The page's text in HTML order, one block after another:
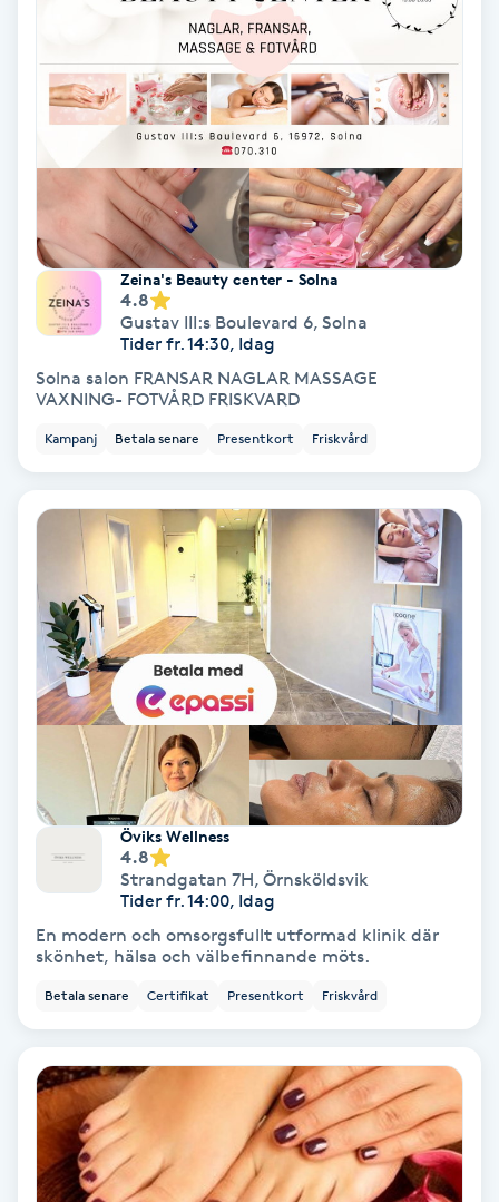
Fibromassage
Fillers
Fotmassage
Fotsvamp
Fransfärgning
Fransförlängning
Fransförlängning Megavolym
Fransförlängning Volym
Fransk manikyr
Fransrengöring
Frisör
Funktionsanalys
Zeina's Beauty center - Solna
4.8
Gustav III:s Boulevard 6, Solna
Tider fr. 14:30, Idag
Solna salon FRANSAR NAGLAR MASSAGE
VAXNING- FOTVÅRD FRISKVARD
Kampanj Betala senare Presentkort Friskvård
Öviks Wellness
4.8
Strandgatan 7H, Örnsköldsvik
Tider fr. 14:00, Idag
En modern och omsorgsfullt utformad klinik där
skönhet, hälsa och välbefinnande möts.
Betala senare Certifikat Presentkort Friskvård